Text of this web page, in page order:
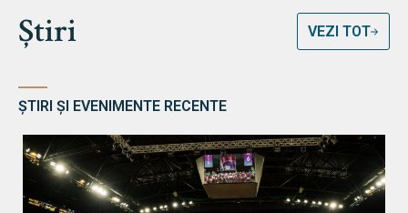
Știri VEZI TOT
ȘTIRI ȘI EVENIMENTE RECENTE